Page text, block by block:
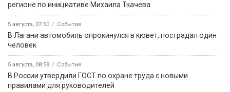
регионе по инициативе Михаила Ткачева
5 августа, 07:50 Событие
В Лагани автомобиль опрокинулся в кювет, пострадал один
человек
5 августа, 08:58 Событие
В России утвердили ГОСТ по охране труда с новыми
правилами для руководителей